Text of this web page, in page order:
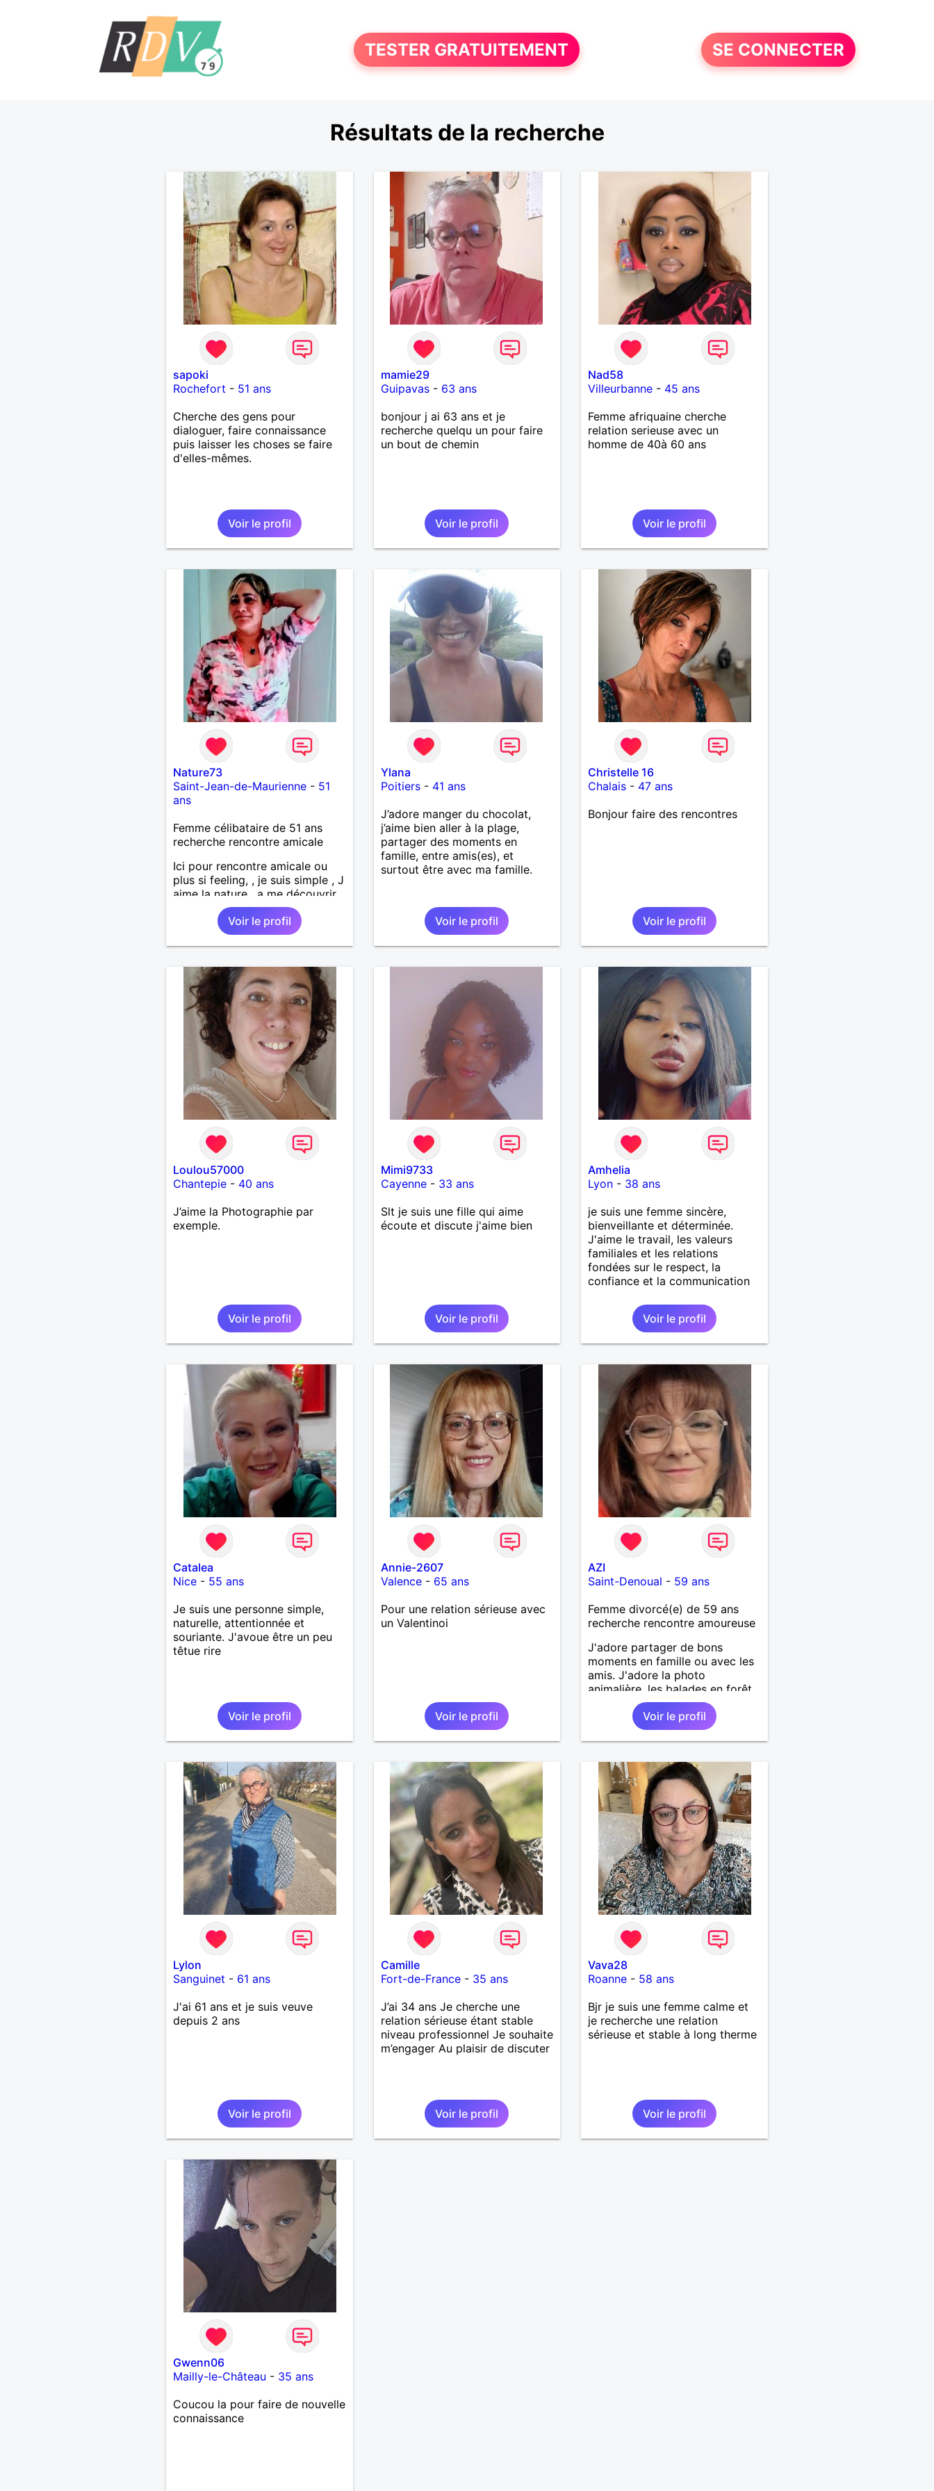
TESTER GRATUITEMENT SE CONNECTER
Résultats de la recherche
sapoki
Rochefort - 51 ans
Cherche des gens pour
dialoguer, faire connaissance
puis laisser les choses se faire
d'elles-mêmes.
Voir le profil
mamie29
Guipavas- 63 ans
bonjour j ai 63 ans et je
recherche quelqu un pour faire
un bout de chemin
Voir le profil
Nad58
Villeurbanne - 45 ans
Femme afriquaine cherche
relation serieuse avec un
homme de 40à 60 ans
Voir le profil
Nature73
Saint-Jean-de-Maurienne- 51
ans
Femme célibataire de 51 ans
recherche rencontre amicale
Ici pour rencontre amicale ou
plus si feeling, , je suis simple , J
aime la nature , a me découvrir
Voir le profil
Ylana
Poitiers- 41 ans
J’adore manger du chocolat,
j’aime bien aller à la plage,
partager des moments en
famille, entre amis(es), et
surtout être avec ma famille.
Voir le profil
Christelle 16
Chalais - 47 ans
Bonjour faire des rencontres
Voir le profil
Loulou57000
Chantepie- 40 ans
J’aime la Photographie par
exemple.
Voir le profil
Mimi9733
Cayenne- 33 ans
Slt je suis une fille qui aime
écoute et discute j'aime bien
Voir le profil
Amhelia
Lyon - 38 ans
je suis une femme sincère,
bienveillante et déterminée.
J'aime le travail, les valeurs
familiales et les relations
fondées sur le respect, la
confiance et la communication
Voir le profil
Catalea
Nice- 55 ans
Je suis une personne simple,
naturelle, attentionnée et
souriante. J'avoue être un peu
têtue rire
Voir le profil
Annie-2607
Valence- 65 ans
Pour une relation sérieuse avec
un Valentinoi
Voir le profil
AZI
Saint-Denoual - 59 ans
Femme divorcé(e) de 59 ans
recherche rencontre amoureuse
J'adore partager de bons
moments en famille ou avec les
amis. J'adore la photo
animalière, les balades en forêt
ou à la mer. Je recherche une
personne sympa et on verra si
affinités. Envoyez-moi message.
A bientôt.
Voir le profil
Lylon
Sanguinet - 61 ans
J'ai 61 ans et je suis veuve
depuis 2 ans
Voir le profil
Camille
Fort-de-France- 35 ans
J’ai 34 ans Je cherche une
relation sérieuse étant stable
niveau professionnel Je souhaite
m’engager Au plaisir de discuter
Voir le profil
Vava28
Roanne - 58 ans
Bjr je suis une femme calme et
je recherche une relation
sérieuse et stable à long therme
Voir le profil
Gwenn06
Mailly-le-Château - 35 ans
Coucou la pour faire de nouvelle
connaissance